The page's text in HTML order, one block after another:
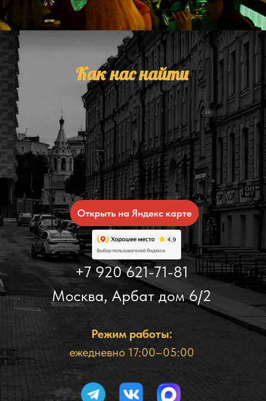
Как нас найти
Открыть на Яндекс карте
+7 920 621-71-81
Москва, Арбат дом 6/2
Режим работы:
ежедневно 17:00–05:00